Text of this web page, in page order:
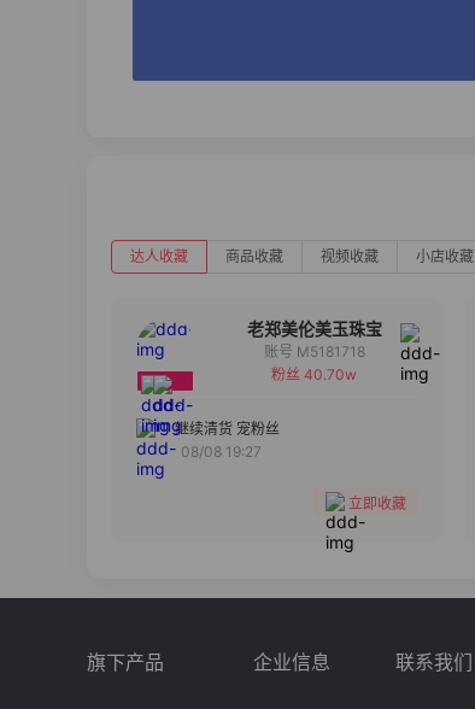
达人收藏 商品收藏 视频收藏 小店收藏
老郑美伦美玉珠宝
备注
账号 M5181718
粉丝 40.70w
继续清货 宠粉丝
08/08 19:27
立即收藏
旗下产品 企业信息 联系我们